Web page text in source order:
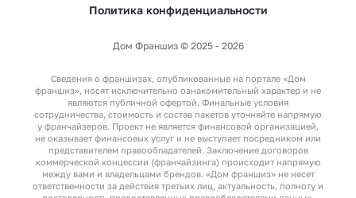
Политика конфиденциальности
Дом Франшиз © 2025 - 2026